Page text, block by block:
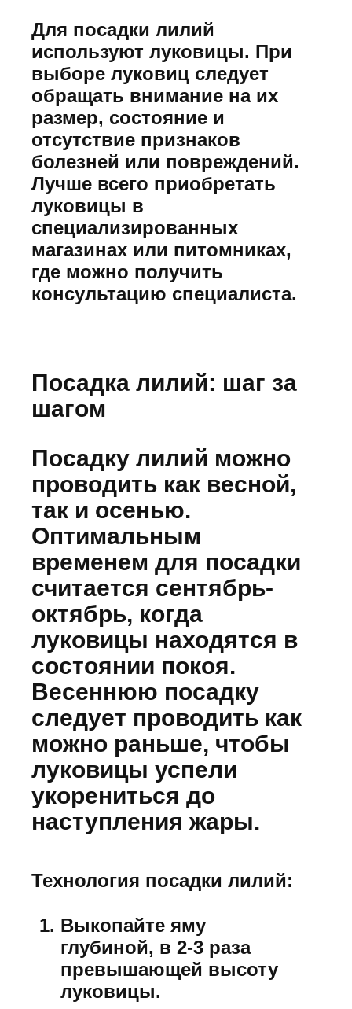
Для посадки лилий
используют луковицы. При
выборе луковиц следует
обращать внимание на их
размер, состояние и
отсутствие признаков
болезней или повреждений.
Лучше всего приобретать
луковицы в
специализированных
магазинах или питомниках,
где можно получить
консультацию специалиста.
Посадка лилий: шаг за
шагом
Посадку лилий можно
проводить как весной,
так и осенью.
Оптимальным
временем для посадки
считается сентябрь-
октябрь, когда
луковицы находятся в
состоянии покоя.
Весеннюю посадку
следует проводить как
можно раньше, чтобы
луковицы успели
укорениться до
наступления жары.
Технология посадки лилий:
Выкопайте яму
глубиной, в 2-3 раза
превышающей высоту
луковицы.